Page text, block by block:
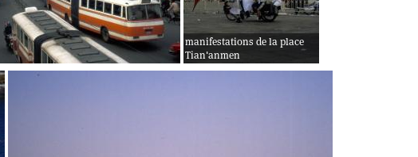
manifestations de la place
Tian'anmen